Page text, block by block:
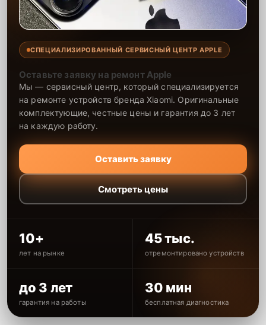
СПЕЦИАЛИЗИРОВАННЫЙ СЕРВИСНЫЙ ЦЕНТР APPLE
Оставьте заявку на ремонт Apple
Мы — сервисный центр, который специализируется
на ремонте устройств бренда Xiaomi. Оригинальные
комплектующие, честные цены и гарантия до 3 лет
на каждую работу.
Оставить заявку
Смотреть цены
10+
лет на рынке
45 тыс.
отремонтировано устройств
до 3 лет
гарантия на работы
30 мин
бесплатная диагностика